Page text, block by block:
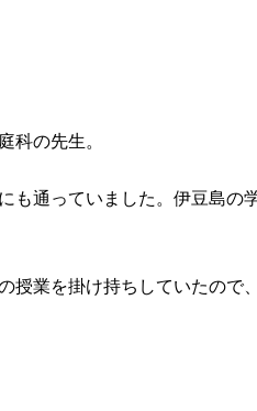
科の先生。
も通っていました。伊豆島の
授業を掛け持ちしていたので